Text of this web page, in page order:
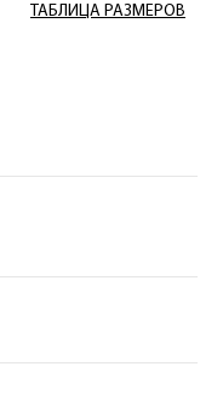
ТАБЛИЦА РАЗМЕРОВ